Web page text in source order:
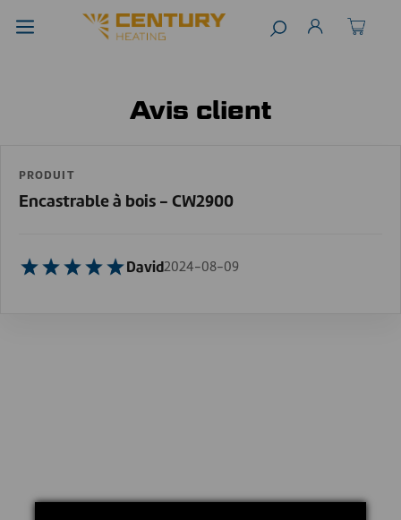
Avis client
PRODUIT
Encastrable à bois - CW2900
David2024-08-09